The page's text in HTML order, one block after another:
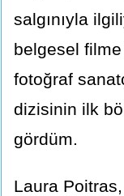
salgınıyla
belgesel filme
fotoğraf
dizisinin ilk
gördüm.
Laura Poitras,